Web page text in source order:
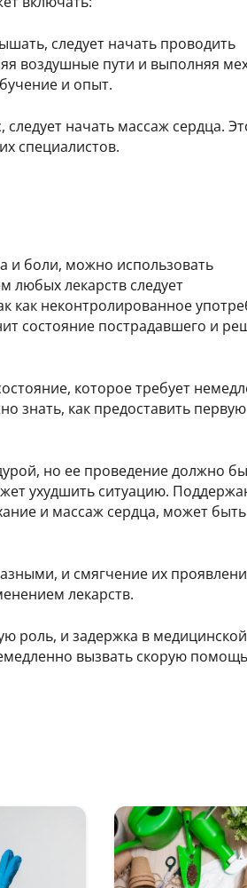
следует начать проводить
воздушные пути и выполняя
и опыт.
следует начать массаж сердца.
специалистов.
и боли, можно использовать
любых лекарств следует
как неконтролированное
состояние пострадавшего и
которое требует
знать, как предоставить
но ее проведение должно
ухудшить ситуацию.
и массаж сердца, может
и смягчение их
лекарств.
роль, и задержка в
вызвать скорую